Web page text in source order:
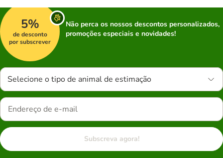
5%
de desconto
por subscrever
Não perca os nossos descontos personalizados,
promoções especiais e novidades!
Selecione o tipo de animal de estimação
Subscreva agora!